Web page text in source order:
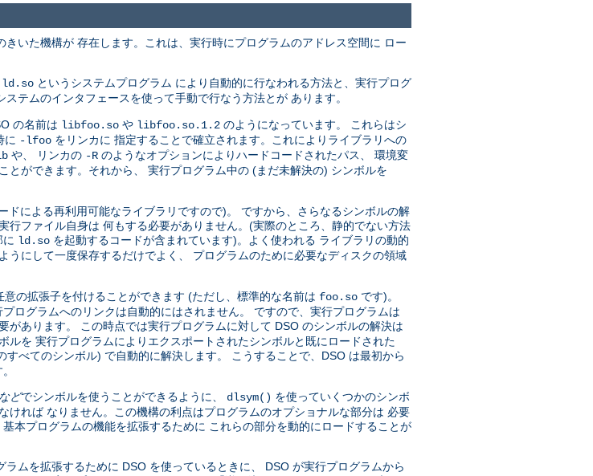
いた機構が 存在します。これは、実行時にプログラムのアドレス空間に ロー
ld.so というシステムプログラム により自動的に行なわれる方法と、実行プログ
テムのインタフェースを使って手動で行なう方法とが あります。
の名前は libfoo.so や libfoo.so.1.2 のようになっています。 これらはシ
に -lfoo をリンカに 指定することで確立されます。これによりライブラリへの
や、 リンカの -R のようなオプションによりハードコードされたパス、 環境変
とができます。それから、 実行プログラム中の (まだ未解決の) シンボルを
による再利用可能なライブラリですので)。 ですから、さらなるシンボルの解
ファイル自身は 何もする必要がありません。(実際のところ、静的でない方法
に ld.so を起動するコードが含まれています)。よく使われる ライブラリの動的
うにして一度保存するだけでよく、 プログラムのために必要なディスクの領域
意の拡張子を付けることができます (ただし、標準的な名前は foo.so です)。
ログラムへのリンクは自動的にはされません。 ですので、実行プログラムは
あります。 この時点では実行プログラムに対して DSO のシンボルの解決は
を 実行プログラムによりエクスポートされたシンボルと既にロードされた
すべてのシンボル) で自動的に解決します。 こうすることで、DSO は最初から
などでシンボルを使うことができるように、 dlsym() を使っていくつかのシンボ
れば なりません。この機構の利点はプログラムのオプショナルな部分は 必要
本プログラムの機能を拡張するために これらの部分を動的にロードすることが
ムを拡張するために DSO を使っているときに、 DSO が実行プログラムから